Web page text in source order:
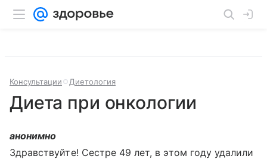
Консультации Диетология
Диета при онкологии
анонимно
Здравствуйте! Сестре 49 лет, в этом году удалили